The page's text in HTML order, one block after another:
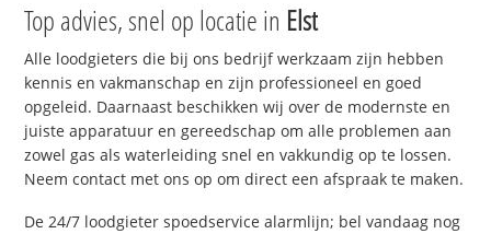
Top advies, snel op locatie in Elst
Alle loodgieters die bij ons bedrijf werkzaam zijn hebben
kennis en vakmanschap en zijn professioneel en goed
opgeleid. Daarnaast beschikken wij over de modernste en
juiste apparatuur en gereedschap om alle problemen aan
zowel gas als waterleiding snel en vakkundig op te lossen.
Neem contact met ons op om direct een afspraak te maken.
De 24/7 loodgieter spoedservice alarmlijn; bel vandaag nog